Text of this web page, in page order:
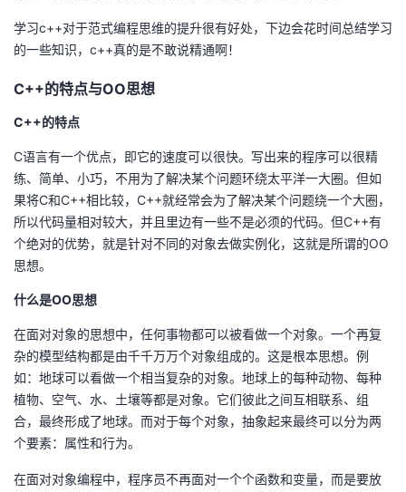
客
论
的
我
播
活
动
的
关
注
我
的
开
者
学
堂
我
的
我
支
持
我
学习c++对于范式编程思维的提升很有好处，下边会花时间总结学习
的一些知识，c++真的是不敢说精通啊！
C++的特点与OO思想
C++的特点
C语言有一个优点，即它的速度可以很快。写出来的程序可以很精
练、简单、小巧，不用为了解决某个问题环绕太平洋一大圈。但如
果将C和C++相比较，C++就经常会为了解决某个问题绕一个大圈，
所以代码量相对较大，并且里边有一些不是必须的代码。但C++有
个绝对的优势，就是针对不同的对象去做实例化，这就是所谓的OO
思想。
什么是OO思想
在面对对象的思想中，任何事物都可以被看做一个对象。一个再复
杂的模型结构都是由千千万万个对象组成的。这是根本思想。例
如：地球可以看做一个相当复杂的对象。地球上的每种动物、每种
植物、空气、水、土壤等都是对象。它们彼此之间互相联系、组
合，最终形成了地球。而对于每个对象，抽象起来最终可以分为两
个要素：属性和行为。
在面对对象编程中，程序员不再面对一个个函数和变量，而是要放